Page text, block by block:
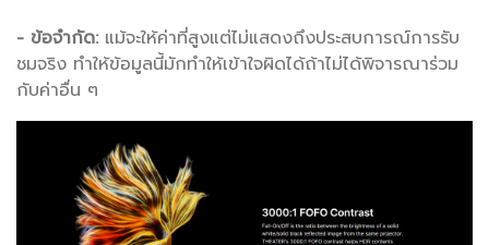
- ข้อจำกัด:แม้จะให้ค่าที่สูงแต่ไม่แสดงถึงประสบการณ์การรับ
ชมจริง ทำให้ข้อมูลนี้มักทำให้เข้าใจผิดได้ถ้าไม่ได้พิจารณาร่วม
กับค่าอื่น ๆ